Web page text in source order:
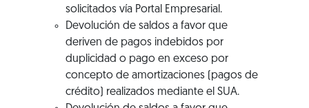
solicitados vía Portal Empresarial.
Devolución de saldos a favor que
deriven de pagos indebidos por
duplicidad o pago en exceso por
concepto de amortizaciones (pagos de
crédito) realizados mediante el SUA.